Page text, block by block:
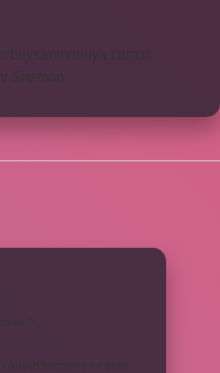
beysanmobilya.com.tr
Sitemap